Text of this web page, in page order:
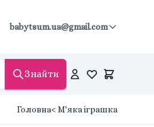
babytsum.ua@gmail.com
Знайти
Головна< М'яка іграшка